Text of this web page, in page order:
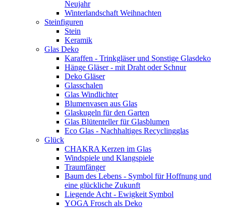
Neujahr
Winterlandschaft Weihnachten
Steinfiguren
Stein
Keramik
Glas Deko
Karaffen - Trinkgläser und Sonstige Glasdeko
Hänge Gläser - mit Draht oder Schnur
Deko Gläser
Glasschalen
Glas Windlichter
Blumenvasen aus Glas
Glaskugeln für den Garten
Glas Blütenteller für Glasblumen
Eco Glas - Nachhaltiges Recyclingglas
Glück
CHAKRA Kerzen im Glas
Windspiele und Klangspiele
Traumfänger
Baum des Lebens - Symbol für Hoffnung und
eine glückliche Zukunft
Liegende Acht - Ewigkeit Symbol
YOGA Frosch als Deko